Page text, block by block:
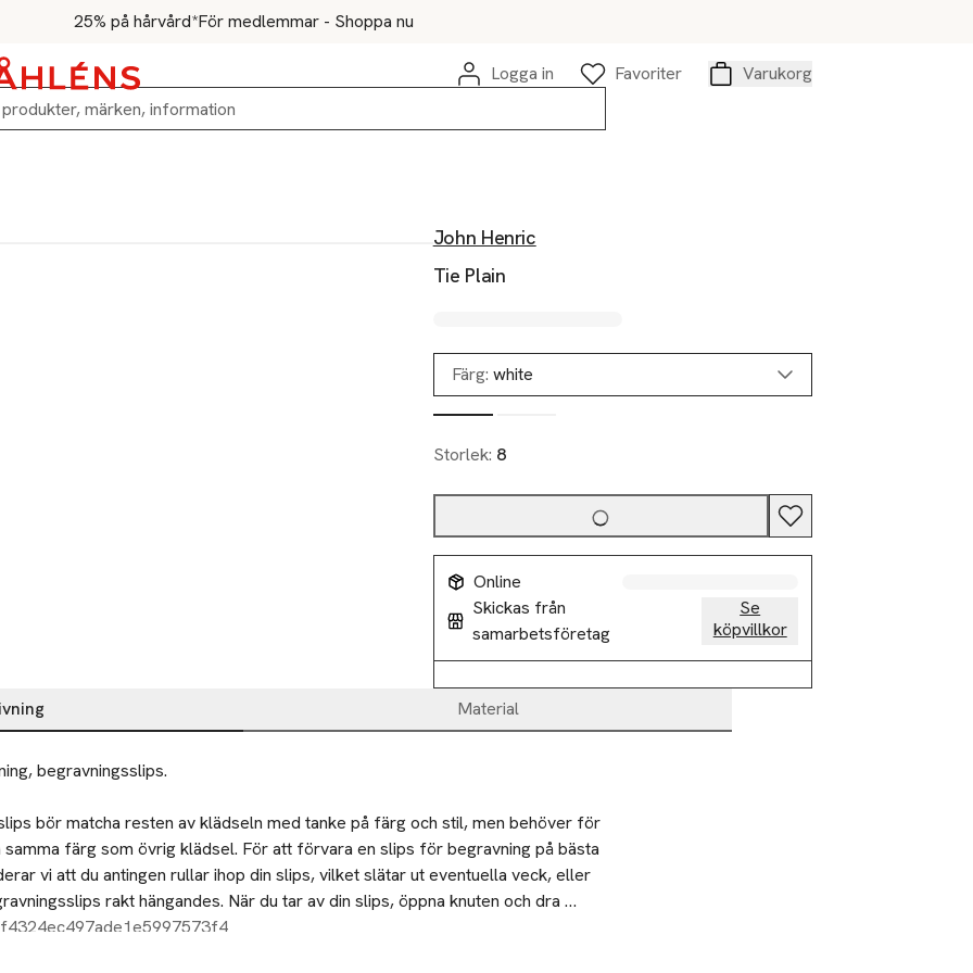
25% på hårvård*För medlemmar - Shoppa nu
Logga in
Favoriter
Varukorg
John Henric
Tie Plain
Färg: white
Storlek: 8
Online
Skickas från
samarbetsföretag
Se
köpvillkor
Material
begravningsslips.
bör matcha resten av klädseln med tanke på färg och stil, men behöver för
samma färg som övrig klädsel. För att förvara en slips för begravning på bästa
vi att du antingen rullar ihop din slips, vilket slätar ut eventuella veck, eller
rakt hängandes. När du tar av din slips, öppna knuten och dra
breda ända för att minimera påfrestningen på tyget.